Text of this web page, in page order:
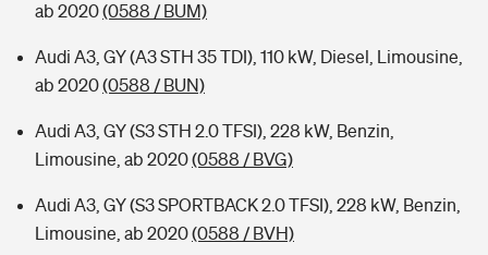
ab 2020(0588 / BUM)
Audi A3, GY (A3 STH 35 TDI), 110 kW, Diesel, Limousine,
ab 2020(0588 / BUN)
Audi A3, GY (S3 STH 2.0 TFSI), 228 kW, Benzin,
Limousine, ab 2020(0588 / BVG)
Audi A3, GY (S3 SPORTBACK 2.0 TFSI), 228 kW, Benzin,
Limousine, ab 2020(0588 / BVH)